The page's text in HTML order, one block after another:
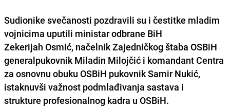
Sudionike svečanosti pozdravili su i čestitke mladim
vojnicima uputili ministar odbrane BiH
Zekerijah Osmić, načelnik Zajedničkog štaba OSBiH
generalpukovnik Miladin Milojčić i komandant Centra
za osnovnu obuku OSBiH pukovnikSamir Nukić,
istaknuvši važnost podmlađivanja sastava i
strukture profesionalnog kadra u OSBiH.